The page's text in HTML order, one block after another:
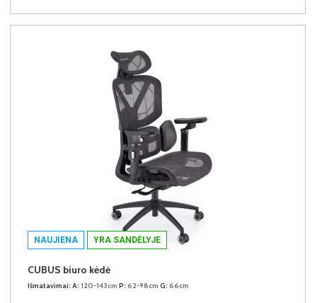
NAUJIENA YRA SANDĖLYJE
CUBUS biuro kėdė
Išmatavimai: A: 120-143cm P: 62-98cm G: 66cm